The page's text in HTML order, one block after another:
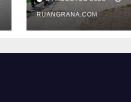
RUANGRANA.COM